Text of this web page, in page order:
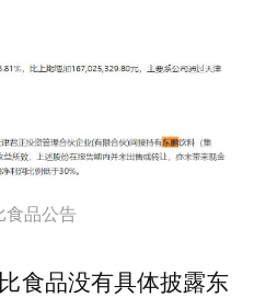
食品公告
食品没有具体披露东